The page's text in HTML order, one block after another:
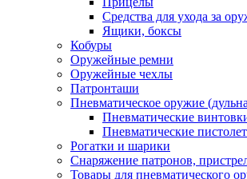
Средства для ухода за
Ящики, боксы
Кобуры
Оружейные ремни
Оружейные чехлы
Патронташи
Пневматическое оружие
Пневматические
Пневматические
Рогатки и шарики
Снаряжение патронов,
Товары для пневматического